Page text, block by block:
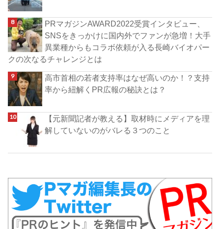
PRマガジンAWARD2022受賞インタビュー、
SNSをきっかけに国内外でファンが急増！大手
異業種からもコラボ依頼が入る長崎バイオパー
クの次なるチャレンジとは
高市首相の若者支持率はなぜ高いのか！？支持
率から紐解くPR広報の秘訣とは？
【元新聞記者が教える】取材時にメディアを理
解していないのがバレる３つのこと